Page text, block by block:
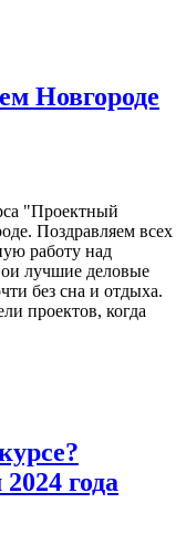
Новгороде
"Проектный
Поздравляем всех
работу над
лучшие деловые
без сна и отдыха.
проектов, когда
года